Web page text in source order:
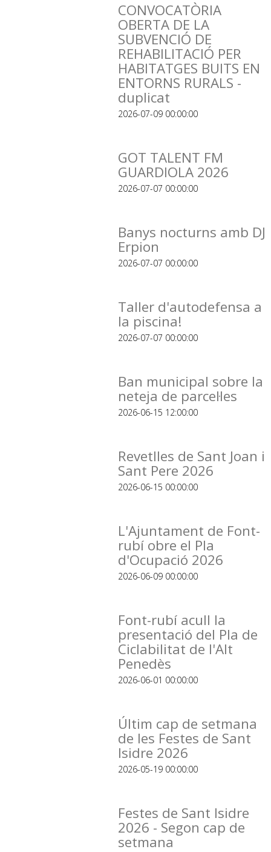
CONVOCATÒRIA
OBERTA DE LA
SUBVENCIÓ DE
REHABILITACIÓ PER
HABITATGES BUITS EN
ENTORNS RURALS -
duplicat
2026-07-09 00:00:00
GOT TALENT FM
GUARDIOLA 2026
2026-07-07 00:00:00
Banys nocturns amb DJ
Erpion
2026-07-07 00:00:00
Taller d'autodefensa a
la piscina!
2026-07-07 00:00:00
Ban municipal sobre la
neteja de parcel·les
2026-06-15 12:00:00
Revetlles de Sant Joan i
Sant Pere 2026
2026-06-15 00:00:00
L'Ajuntament de Font-
rubí obre el Pla
d'Ocupació 2026
2026-06-09 00:00:00
Font-rubí acull la
presentació del Pla de
Ciclabilitat de l'Alt
Penedès
2026-06-01 00:00:00
Últim cap de setmana
de les Festes de Sant
Isidre 2026
2026-05-19 00:00:00
Festes de Sant Isidre
2026 - Segon cap de
setmana